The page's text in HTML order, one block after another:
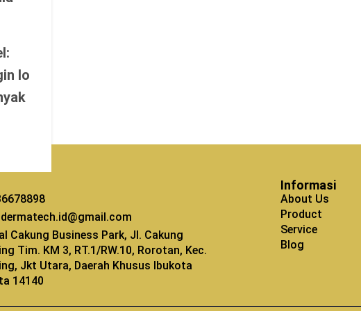
lo
Cakung Business Park, Jl. Cakung
Tim. KM 3, RT.1/RW.10, Rorotan, Kec.
Jkt Utara, Daerah Khusus Ibukota
14140
Informasi
About Us
Product
Service
Blog